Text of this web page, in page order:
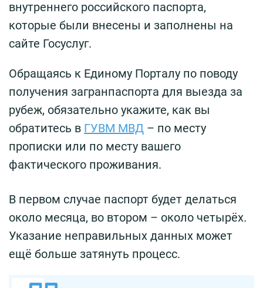
внутреннего российского паспорта,
которые были внесены и заполнены на
сайте Госуслуг.
Обращаясь к Единому Порталу по поводу
получения загранпаспорта для выезда за
рубеж, обязательно укажите, как вы
обратитесь в ГУВМ МВД – по месту
прописки или по месту вашего
фактического проживания.
В первом случае паспорт будет делаться
около месяца, во втором – около четырёх.
Указание неправильных данных может
ещё больше затянуть процесс.